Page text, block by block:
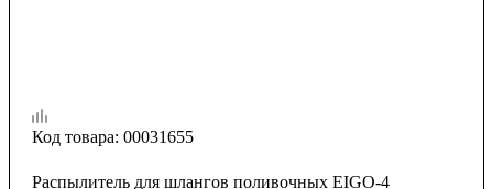
Код товара: 00031655
Распылитель для шлангов поливочных EIGO-4